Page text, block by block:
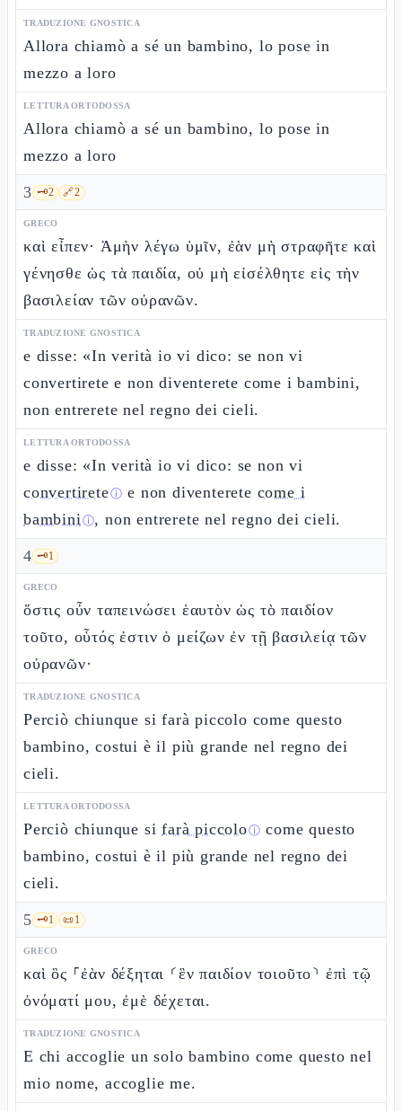
TRADUZIONE GNOSTICA
Allora chiamò a sé un bambino, lo pose in
mezzo a loro
LETTURA ORTODOSSA
Allora chiamò a sé un bambino, lo pose in
mezzo a loro
3 🗝️2 🔗2
GRECO
καὶ εἶπεν· Ἀμὴν λέγω ὑμῖν, ἐὰν μὴ στραφῆτε καὶ
γένησθε ὡς τὰ παιδία, οὐ μὴ εἰσέλθητε εἰς τὴν
βασιλείαν τῶν οὐρανῶν.
TRADUZIONE GNOSTICA
e disse: «In verità io vi dico: se non vi
convertirete e non diventerete come i bambini,
non entrerete nel regno dei cieli.
LETTURA ORTODOSSA
e disse: «In verità io vi dico: se non vi
convertireteⓘ e non diventerete come i
bambiniⓘ, non entrerete nel regno dei cieli.
4 🗝️1
GRECO
ὅστις οὖν ταπεινώσει ἑαυτὸν ὡς τὸ παιδίον
τοῦτο, οὗτός ἐστιν ὁ μείζων ἐν τῇ βασιλείᾳ τῶν
οὐρανῶν·
TRADUZIONE GNOSTICA
Perciò chiunque si farà piccolo come questo
bambino, costui è il più grande nel regno dei
cieli.
LETTURA ORTODOSSA
Perciò chiunque sifarà piccoloⓘ come questo
bambino, costui è il più grande nel regno dei
cieli.
5 🗝️1 📜1
GRECO
καὶ ὃς ⸀ἐὰν δέξηται ⸂ἓν παιδίον τοιοῦτο⸃ ἐπὶ τῷ
ὀνόματί μου, ἐμὲ δέχεται.
TRADUZIONE GNOSTICA
E chi accoglie un solo bambino come questo nel
mio nome, accoglie me.